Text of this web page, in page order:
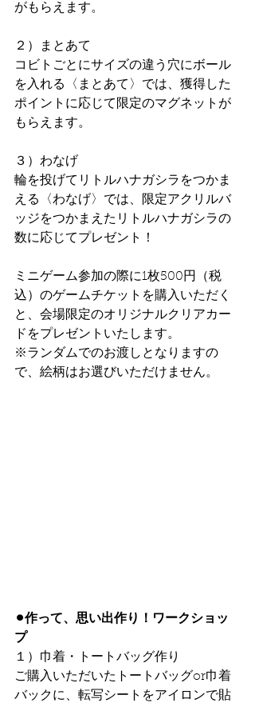
がもらえます。
２）まとあて
コビトごとにサイズの違う穴にボール
を入れる〈まとあて〉では、獲得した
ポイントに応じて限定のマグネットが
もらえます。
３）わなげ
輪を投げてリトルハナガシラをつかま
える〈わなげ〉では、限定アクリルバ
ッジをつかまえたリトルハナガシラの
数に応じてプレゼント！
ミニゲーム参加の際に1枚500円（税
込）のゲームチケットを購入いただく
と、会場限定のオリジナルクリアカー
ドをプレゼントいたします。
※ランダムでのお渡しとなりますの
で、絵柄はお選びいただけません。
⚫︎作って、思い出作り！ワークショッ
プ
１）巾着・トートバッグ作り
ご購入いただいたトートバッグor巾着
バックに、転写シートをアイロンで貼